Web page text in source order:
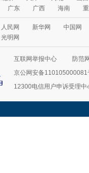
广东 广西 海南
人民网 新华网
中国网
光明网
互联网举报中心
防范
京公网安备110105000081
12300电信用户申诉受理中